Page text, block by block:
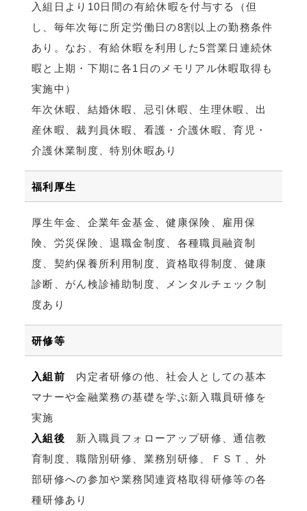
入組日より10日間の有給休暇を付与する（但
し、毎年次毎に所定労働日の8割以上の勤務条件
あり。なお、有給休暇を利用した5営業日連続休
暇と上期・下期に各1日のメモリアル休暇取得も
実施中）
年次休暇、結婚休暇、忌引休暇、生理休暇、出
産休暇、裁判員休暇、看護・介護休暇、育児・
介護休業制度、特別休暇あり
福利厚生
厚生年金、企業年金基金、健康保険、雇用保
険、労災保険、退職金制度、各種職員融資制
度、契約保養所利用制度、資格取得制度、健康
診断、がん検診補助制度、メンタルチェック制
度あり
研修等
入組前 内定者研修の他、社会人としての基本
マナーや金融業務の基礎を学ぶ新入職員研修を
実施
入組後 新入職員フォローアップ研修、通信教
育制度、職階別研修、業務別研修、ＦＳＴ、外
部研修への参加や業務関連資格取得研修等の各
種研修あり